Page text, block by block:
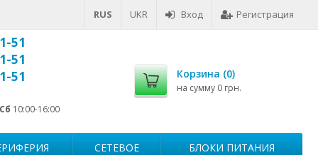
RUS UKR Вход Регистрация
51
51
51
Сб 10:00-16:00
Корзина (0)
на сумму 0 грн.
СЕТЕВОЕ БЛОКИ ПИТАНИЯ